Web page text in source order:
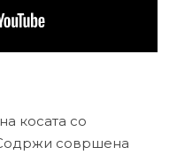
косата со
совршена